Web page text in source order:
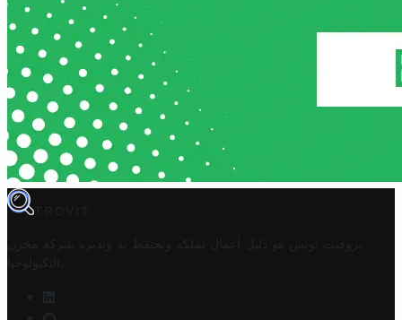
TROVIT
تروفيت تونس هو دليل أعمال تملكه وتحتفظ به وتديره
شركة مخزن
التكنولوجيا